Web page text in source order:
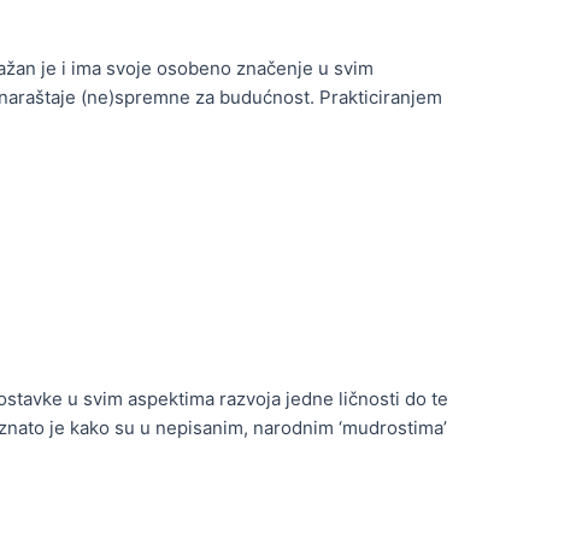
je i ima svoje osobeno značenje u svim
(ne)spremne za budućnost. Prakticiranjem
u svim aspektima razvoja jedne ličnosti do te
je kako su u nepisanim, narodnim ‘mudrostima’